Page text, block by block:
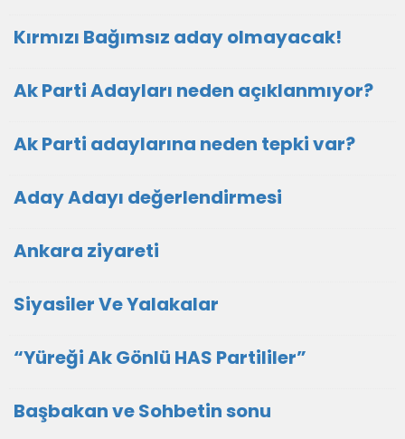
Kırmızı Bağımsız aday olmayacak!
Ak Parti Adayları neden açıklanmıyor?
Ak Parti adaylarına neden tepki var?
Aday Adayı değerlendirmesi
Ankara ziyareti
Siyasiler Ve Yalakalar
“Yüreği Ak Gönlü HAS Partililer”
Başbakan ve Sohbetin sonu